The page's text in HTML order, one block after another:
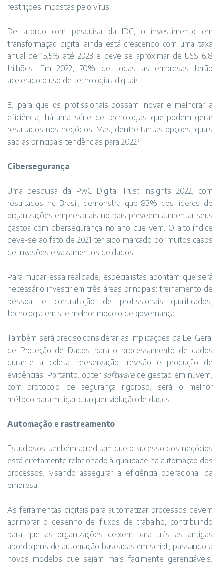
restrições impostas pelo vírus.
De acordo com pesquisa da IDC, o investimento em
transformação digital ainda está crescendo com uma taxa
anual de 15,5% até 2023 e deve se aproximar de US$ 6,8
trilhões. Em 2022, 70% de todas as empresas terão
acelerado o uso de tecnologias digitais.
E, para que os profissionais possam inovar e melhorar a
eficiência, há uma série de tecnologias que podem gerar
resultados nos negócios. Mas, dentre tantas opções, quais
são as principais tendências para 2022?
Cibersegurança
Uma pesquisa da PwC Digital Trust Insights 2022, com
resultados no Brasil, demonstra que 83% dos líderes de
organizações empresariais no país preveem aumentar seus
gastos com cibersegurança no ano que vem. O alto índice
deve-se ao fato de 2021 ter sido marcado por muitos casos
de invasões e vazamentos de dados.
Para mudar essa realidade, especialistas apontam que será
necessário investir em três áreas principais: treinamento de
pessoal e contratação de profissionais qualificados,
tecnologia em si e melhor modelo de governança.
Também será preciso considerar as implicações da Lei Geral
de Proteção de Dados para o processamento de dados
durante a coleta, preservação, revisão e produção de
evidências. Portanto, obter softwarede gestão em nuvem,
com protocolo de segurança rigoroso, será o melhor
método para mitigar qualquer violação de dados.
Automação e rastreamento
Estudiosos também acreditam que o sucesso dos negócios
está diretamente relacionado à qualidade na automação dos
processos, visando assegurar a eficiência operacional da
empresa.
As ferramentas digitais para automatizar processos devem
aprimorar o desenho de fluxos de trabalho, contribuindo
para que as organizações deixem para trás as antigas
abordagens de automação baseadas em script, passando a
novos modelos que sejam mais facilmente gerenciáveis,